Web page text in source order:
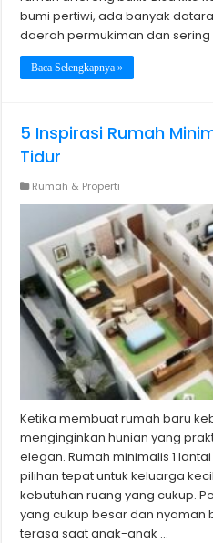
bumi pertiwi, ada banyak
daerah permukiman dan
Baca Selengkapnya »
5 Inspirasi Rumah
Tidur
Rumah & Properti
Ketika membuat rumah baru
menginginkan hunian yang
elegan. Rumah minimalis 1
pilihan tepat untuk keluarga
kebutuhan ruang yang cukup.
yang cukup besar dan nyaman
terasa saat anak-anak …